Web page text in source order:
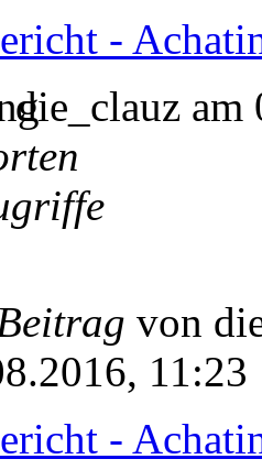
-
am
von
11:23
-